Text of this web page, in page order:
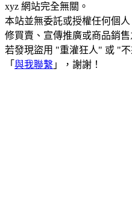
xyz 網站完全無關。
本站並無委託或授權任何個
修買賣、宣傳推廣或商品銷售
若發現盜用 "重灌狂人" 或 "
「 與我聯繫 」，謝謝！